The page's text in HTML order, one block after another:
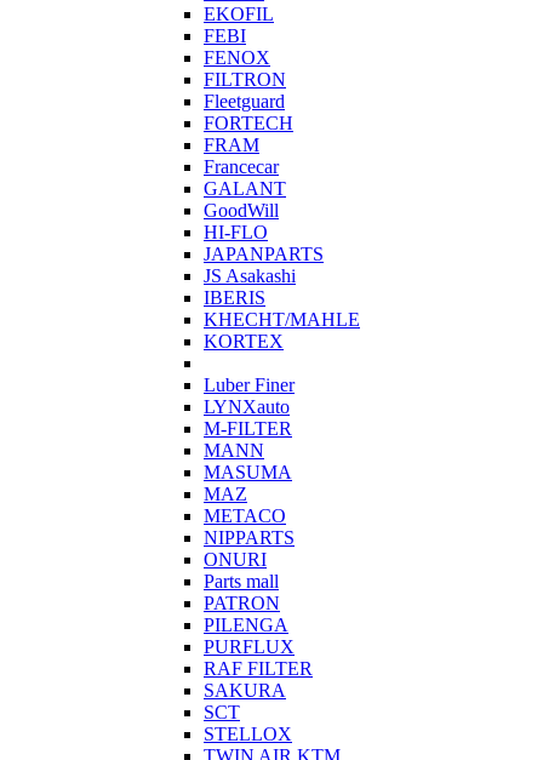
EKOFIL
FEBI
FENOX
FILTRON
Fleetguard
FORTECH
FRAM
Francecar
GALANT
GoodWill
HI-FLO
JAPANPARTS
JS Asakashi
IBERIS
KHECHT/MAHLE
KORTEX
Luber Finer
LYNXauto
M-FILTER
MANN
MASUMA
MAZ
METACO
NIPPARTS
ONURI
Parts mall
PATRON
PILENGA
PURFLUX
RAF FILTER
SAKURA
SCT
STELLOX
TWIN AIR KTM